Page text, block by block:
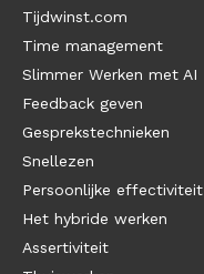
Tijdwinst.com
Time management
Slimmer Werken met AI
Feedback geven
Gesprekstechnieken
Snellezen
Persoonlijke effectiviteit
Het hybride werken
Assertiviteit